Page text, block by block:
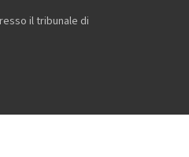
il tribunale di